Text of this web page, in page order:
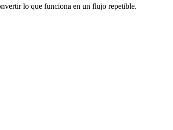
lo que funciona en un flujo repetible.